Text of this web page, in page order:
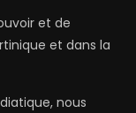
et de
et dans la
nous